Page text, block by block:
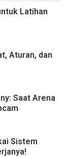
Latihan
Aturan, dan
Saat Arena
Sistem